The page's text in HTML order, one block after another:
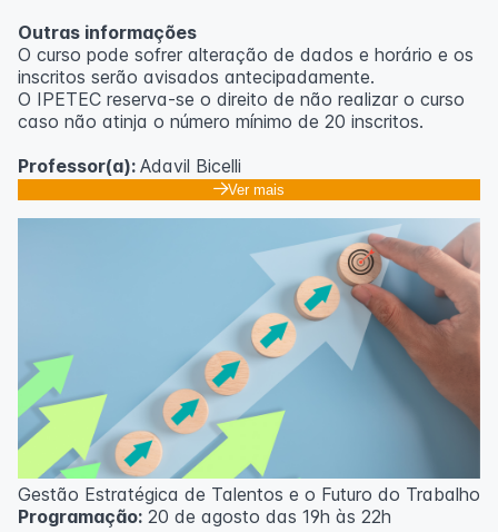
Outras informações
O curso pode sofrer alteração de dados e horário e os
inscritos serão avisados ​​antecipadamente.
O IPETEC reserva-se o direito de não realizar o curso
caso não atinja o número mínimo de 20 inscritos.
Professor(a): Adavil Bicelli
Ver mais
Gestão Estratégica de Talentos e o Futuro do Trabalho
Programação: 20 de agosto das 19h às 22h